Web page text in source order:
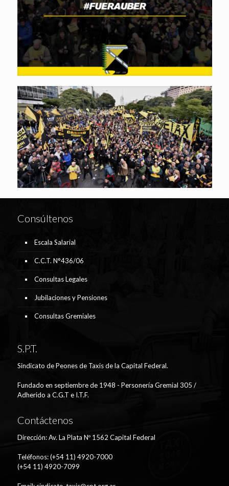
Consúltenos
Escala Salarial
C.C.T. N°436/06
Consultas Legales
Jubilaciones y Pensiones
Consultas Gremiales
S.P.T.
Sindicato de Peones de Taxis de la Capital Federal.
Fundado en septiembre de 1948 - Personería Gremial 305 /
Adherido a C.G.T e I.T.F.
Contáctenos
Dirección: Av. La Plata Nº 1562 Capital Federal
Teléfonos: (+54 11) 4920-7000
(+54 11) 4920-7099